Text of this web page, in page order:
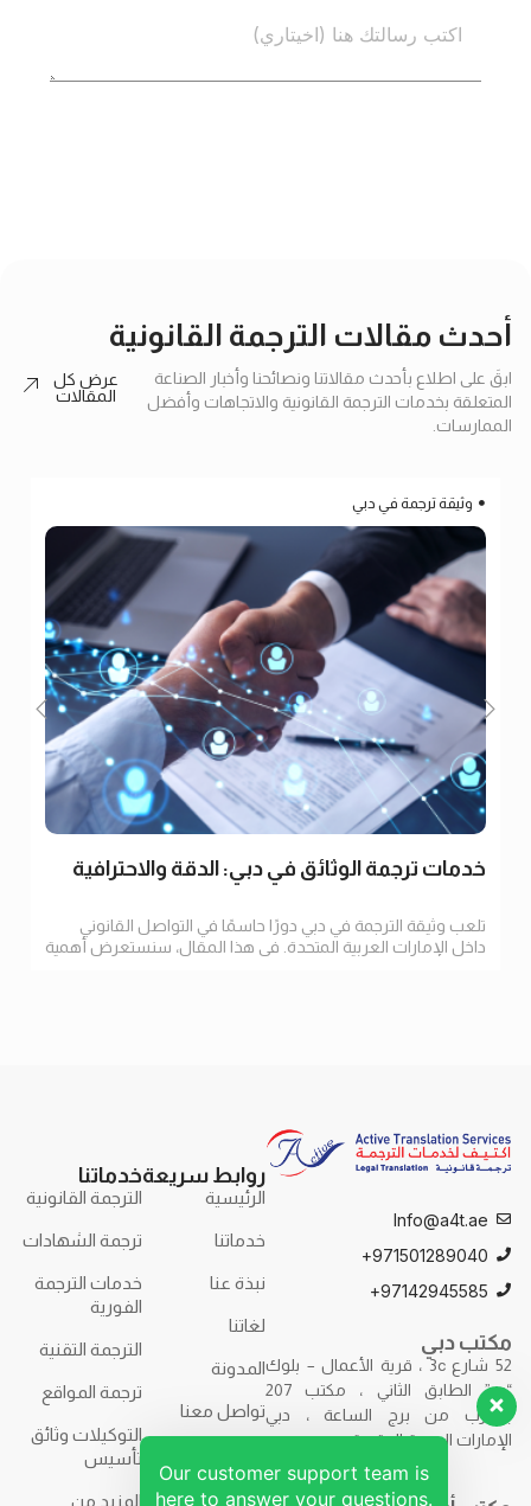
أحدث مقالات الترجمة القانونية
ابقَ على اطلاع بأحدث مقالاتنا ونصائحنا وأخبار الصناعة
المتعلقة بخدمات الترجمة القانونية والاتجاهات وأفضل
الممارسات.
عرض كل
المقالات
وثيقة ترجمة في دبي
خدمات ترجمة الوثائق في دبي: الدقة والاحترافية
تلعب وثيقة الترجمة في دبي دورًا حاسمًا في التواصل القانوني
داخل الإمارات العربية المتحدة. في هذا المقال، سنستعرض أهمية
Info@a4t.ae
971501289040+
97142945585+
مكتب دبي
52 شارع 3c ، قرية الأعمال – بلوك
“ب” الطابق الثاني ، مكتب 207
بالقرب من برج الساعة ، دبي
الإمارات العربية المتحدة.
روابط سريعة
الرئيسية
خدماتنا
نبذة عنا
لغاتنا
المدونة
تواصل معنا
خدماتنا
الترجمة القانونية
ترجمة الشهادات
خدمات الترجمة
الفورية
الترجمة التقنية
ترجمة المواقع
التوكيلات وثائق
تأسيس
المزيد من
Our customer support team is
here to answer your questions.